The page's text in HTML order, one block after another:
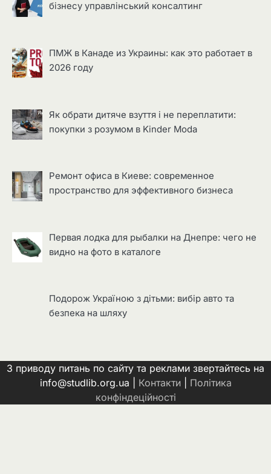
бізнесу управлінський консалтинг
ПМЖ в Канаде из Украины: как это работает в
2026 году
Як обрати дитяче взуття і не переплатити:
покупки з розумом в Kinder Moda
Ремонт офиса в Киеве: современное
пространство для эффективного бизнеса
Первая лодка для рыбалки на Днепре: чего не
видно на фото в каталоге
Подорож Україною з дітьми: вибір авто та
безпека на шляху
З приводу питань по сайту та реклами звертайтесь на
info@studlib.org.ua | Контакти| Політика
конфіндеційності